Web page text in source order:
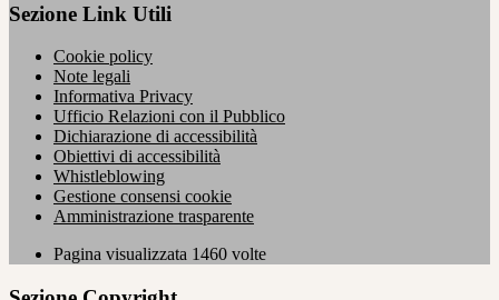
Sezione Link Utili
Cookie policy
Note legali
Informativa Privacy
Ufficio Relazioni con il Pubblico
Dichiarazione di accessibilità
Obiettivi di accessibilità
Whistleblowing
Gestione consensi cookie
Amministrazione trasparente
Pagina visualizzata 1460 volte